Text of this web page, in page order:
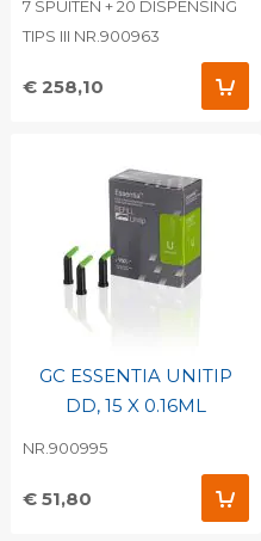
7 SPUITEN + 20 DISPENSING
TIPS III NR.900963
€ 258,10
GC ESSENTIA UNITIP
DD, 15 X 0.16ML
NR.900995
€ 51,80